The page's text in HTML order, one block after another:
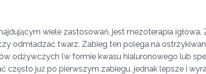
wiele zastosowań, jest mezoterapia
odmładzać twarz. Zabieg ten polega na
odżywczych (w formie kwasu hialuronowego lub
często już po pierwszym zabiegu, jednak lepsze i